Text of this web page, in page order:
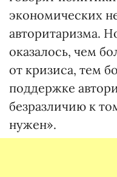
экономических
авторитаризма.
оказалось, чем
от кризиса, тем
поддержке
безразличию к
нужен».